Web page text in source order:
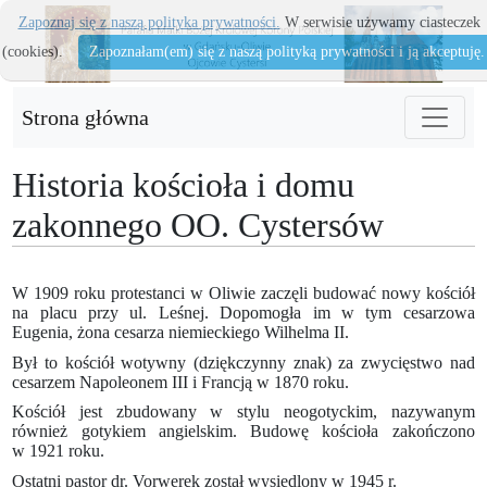
Strona główna
Historia kościoła i domu
zakonnego OO. Cystersów
W 1909 roku protestanci w Oliwie zaczęli budować nowy kościół
na placu przy ul. Leśnej. Dopomogła im w tym cesarzowa
Eugenia, żona cesarza niemieckiego Wilhelma II.
Był to kościół wotywny (dziękczynny znak) za zwycięstwo nad
cesarzem Napoleonem III i Francją w 1870 roku.
Kościół jest zbudowany w stylu neogotyckim, nazywanym
również gotykiem angielskim. Budowę kościoła zakończono
w 1921 roku.
Ostatni pastor dr. Vorwerek został wysiedlony w 1945 r.
Zapoznaj się z naszą polityka prywatności. W serwisie używamy ciasteczek
(cookies).
Zapoznałam(em) się z naszą polityką prywatności i ją akceptuję.